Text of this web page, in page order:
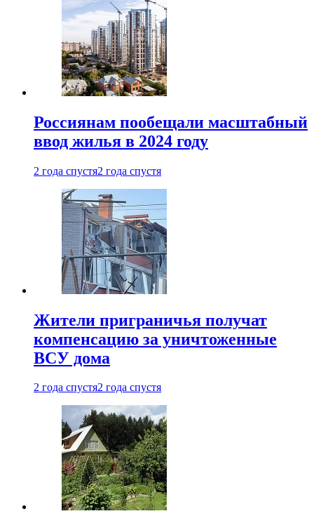
Россиянам пообещали масштабный
ввод жилья в 2024 году
2 года спустя2 года спустя
Жители приграничья получат
компенсацию за уничтоженные
ВСУ дома
2 года спустя2 года спустя